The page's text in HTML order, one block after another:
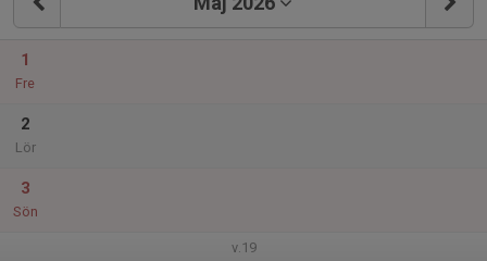
1
Fre
2
Lör
3
Sön
v.19